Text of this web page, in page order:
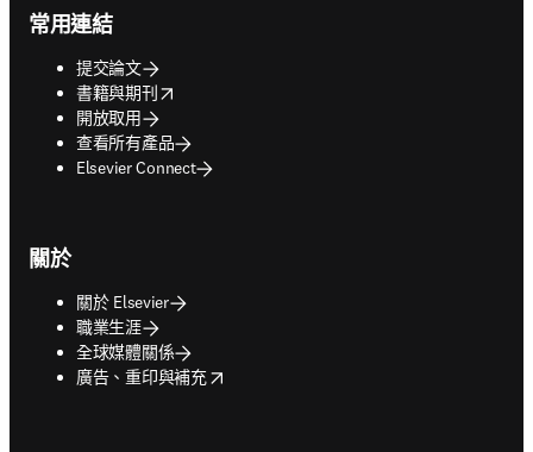
常用連結
提交論文
書籍與期刊
opens in new tab/window
開放取用
查看所有產品
Elsevier Connect
關於
關於 Elsevier
職業生涯
全球媒體關係
廣告、重印與補充
opens in new tab/window